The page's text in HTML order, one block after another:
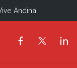
Andina